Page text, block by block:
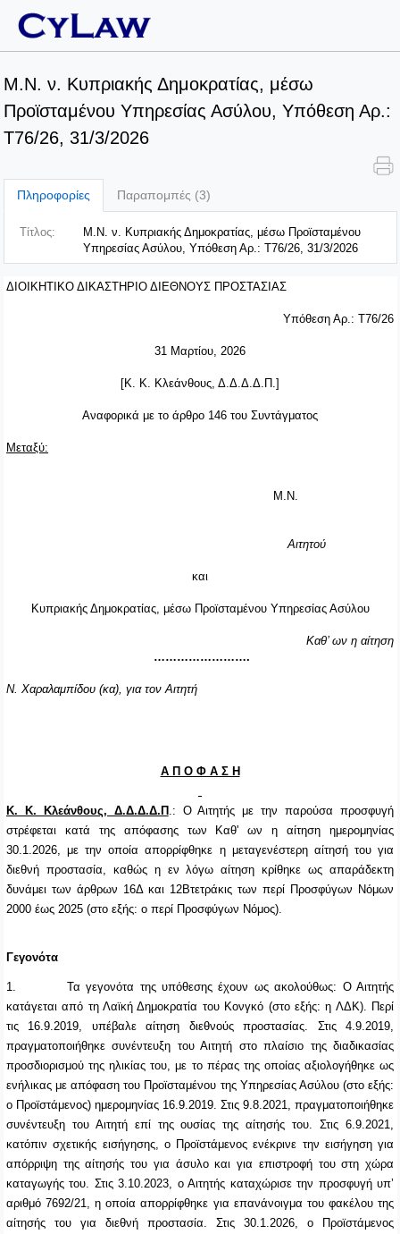
Μ.Ν. ν. Κυπριακής Δημοκρατίας, μέσω
Προϊσταμένου Υπηρεσίας Ασύλου, Υπόθεση Αρ.:
T76/26, 31/3/2026
Πληροφορίες Παραπομπές (3)
Τίτλος:
Μ.Ν. ν. Κυπριακής Δημοκρατίας, μέσω Προϊσταμένου
Υπηρεσίας Ασύλου, Υπόθεση Αρ.: T76/26, 31/3/2026
ΔΙΟΙΚΗΤΙΚΟ ΔΙΚΑΣΤΗΡΙΟ ΔΙΕΘΝΟΥΣ ΠΡΟΣΤΑΣΙΑΣ
Υπόθεση Αρ.: T76/26
31 Μαρτίου, 2026
[Κ. Κ. Κλεάνθους, Δ.Δ.Δ.Δ.Π.]
Αναφορικά με το άρθρο 146 του Συντάγματος
Μεταξύ:
Μ.Ν.
Αιτητού
και
Κυπριακής Δημοκρατίας, μέσω Προϊσταμένου Υπηρεσίας Ασύλου
Καθ’ ων η αίτηση
…………………….
Ν. Χαραλαμπίδου (κα), για τον Αιτητή
Α Π Ο Φ Α Σ Η
Κ. Κ. Κλεάνθους, Δ.Δ.Δ.Δ.Π.: Ο Αιτητής με την παρούσα προσφυγή
στρέφεται κατά της απόφασης των Καθ' ων η αίτηση ημερομηνίας
30.1.2026,με την οποία απορρίφθηκε η μεταγενέστερη αίτησή του για
διεθνή προστασία, καθώς η εν λόγω αίτηση κρίθηκε ως απαράδεκτη
δυνάμει των άρθρων 16Δ και 12Βτετράκις των περί Προσφύγων Νόμων
2000 έως 2025 (στο εξής: o περί Προσφύγων Νόμος).
Γεγονότα
1. Τα γεγονότα της υπόθεσης έχουν ως ακολούθως: Ο Αιτητής
κατάγεται από τη Λαϊκή Δημοκρατία του Κονγκό (στο εξής: η ΛΔΚ). Περί
τις 16.9.2019, υπέβαλε αίτηση διεθνούς προστασίας. Στις 4.9.2019,
πραγματοποιήθηκε συνέντευξη του Αιτητή στο πλαίσιο της διαδικασίας
προσδιορισμού της ηλικίας του, με το πέρας της οποίας αξιολογήθηκε ως
ενήλικας με απόφαση του Προϊσταμένου της Υπηρεσίας Ασύλου (στο εξής:
o Προϊστάμενος) ημερομηνίας 16.9.2019. Στις 9.8.2021, πραγματοποιήθηκε
συνέντευξη του Αιτητή επί της ουσίας της αίτησής του. Στις 6.9.2021,
κατόπιν σχετικής εισήγησης, ο Προϊστάμενος ενέκρινε την εισήγηση για
απόρριψη της αίτησής του για άσυλο και για επιστροφή του στη χώρα
καταγωγής του. Στις 3.10.2023, ο Αιτητής καταχώρισε την προσφυγή υπ’
αριθμό 7692/21, η οποία απορρίφθηκε για επανάνοιγμα του φακέλου της
αίτησής του για διεθνή προστασία.
Στις 30.1.2026, ο Προϊστάμενος